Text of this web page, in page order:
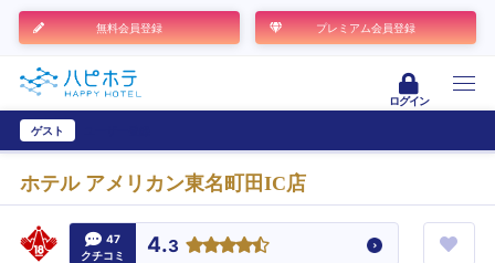
無料会員登録 プレミアム会員登録
ログイン
ゲスト
ホテル アメリカン東名町田IC店
47
クチコミ
4.3